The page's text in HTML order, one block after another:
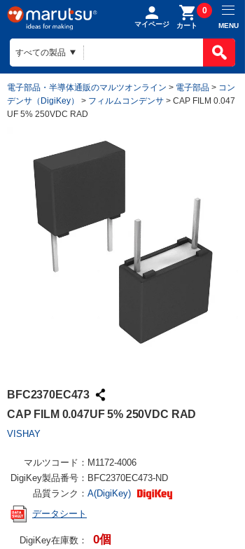
マイページ カート
0
MENU
電子部品・半導体通販のマルツオンライン > 電子部品 > コン
デンサ（DigiKey）
> フィルムコンデンサ > CAP FILM 0.047
UF 5% 250VDC RAD
BFC2370EC473
CAP FILM 0.047UF 5% 250VDC RAD
VISHAY
マルツコード： M1172-4006
DigiKey製品番号： BFC2370EC473-ND
品質ランク： A(DigiKey)
データシート
DigiKey在庫数： 0個